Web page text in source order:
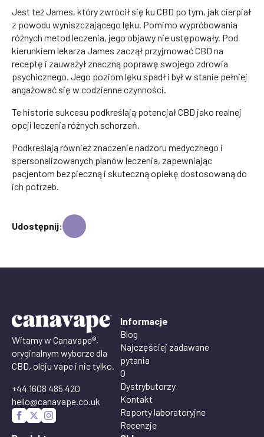
Jest też James, który zwrócił się ku CBD po tym, jak cierpiał
z powodu wyniszczającego lęku. Pomimo wypróbowania
różnych metod leczenia, jego objawy nie ustępowały. Pod
kierunkiem lekarza James zaczął przyjmować CBD na
receptę i zauważył znaczną poprawę swojego zdrowia
psychicznego. Jego poziom lęku spadł i był w stanie pełniej
angażować się w codzienne czynności.
Te historie sukcesu podkreślają potencjał CBD jako realnej
opcji leczenia różnych schorzeń.
Podkreślają również znaczenie nadzoru medycznego i
spersonalizowanych planów leczenia, zapewniając
pacjentom bezpieczną i skuteczną opiekę dostosowaną do
ich potrzeb.
Udostępnij:
Witamy w Canavape®,
oryginalnym wyborze dla
CBD, oleju vape i nie tylko.
+44 1608 485 420
hello@canavape.co.uk
Informacje
Blog
Najczęściej zadawane
pytania
O
Dystrybutorzy
Kontakt
Raporty laboratoryjne
Recenzje